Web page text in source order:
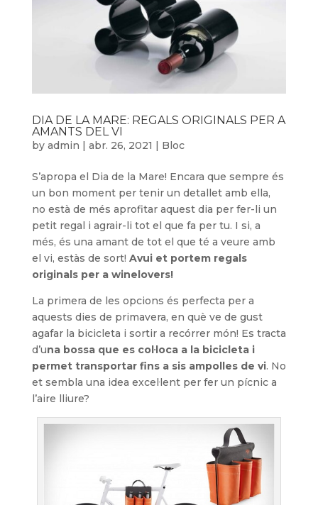
DIA DE LA MARE: REGALS ORIGINALS PER A
AMANTS DEL VI
by admin abr. 26, 2021 Bloc
S’apropa el Dia de la Mare! Encara que sempre és
un bon moment per tenir un detallet amb ella,
no està de més aprofitar aquest dia per fer-li un
petit regal i agrair-li tot el que fa per tu. I si, a
més, és una amant de tot el que té a veure amb
el vi, estàs de sort! Avui et portem regals
originals per a winelovers!
La primera de les opcions és perfecta per a
aquests dies de primavera, en què ve de gust
agafar la bicicleta i sortir a recórrer món! Es tracta
d’una bossa que es col·loca a la bicicleta i
permet transportar fins a sis ampolles de vi. No
et sembla una idea excel·lent per fer un pícnic a
l’aire lliure?